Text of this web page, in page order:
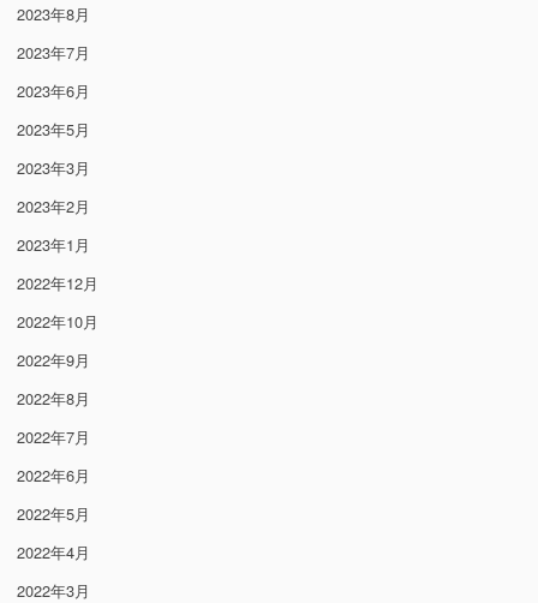
2023年8月
2023年7月
2023年6月
2023年5月
2023年3月
2023年2月
2023年1月
2022年12月
2022年10月
2022年9月
2022年8月
2022年7月
2022年6月
2022年5月
2022年4月
2022年3月